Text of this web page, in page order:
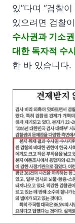
있”다며 “검찰
있으려면 검찰
수사권과 기소
대한 독자적 수
한 바 있습니다.